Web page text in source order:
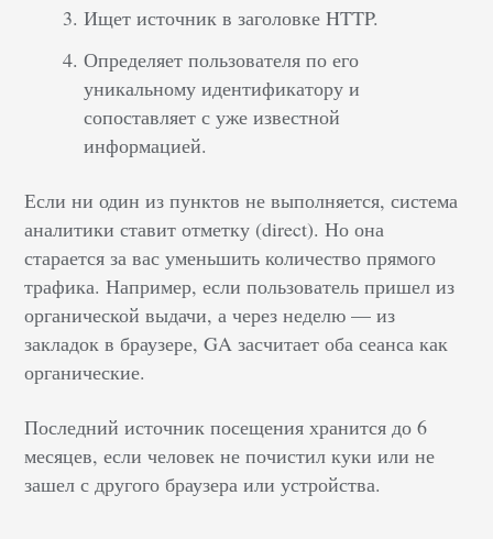
Ищет источник в заголовке HTTP.
Определяет пользователя по его
уникальному идентификатору и
сопоставляет с уже известной
информацией.
Если ни один из пунктов не выполняется, система
аналитики ставит отметку (direct). Но она
старается за вас уменьшить количество прямого
трафика. Например, если пользователь пришел из
органической выдачи, а через неделю — из
закладок в браузере, GA засчитает оба сеанса как
органические.
Последний источник посещения хранится до 6
месяцев, если человек не почистил куки или не
зашел с другого браузера или устройства.